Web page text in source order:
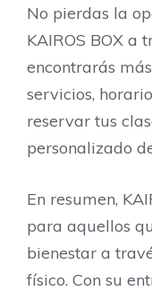
No pierdas la
KAIROS BOX a
encontrarás
servicios,
reservar tus
personalizado
En resumen,
para aquellos
bienestar a
físico. Con su